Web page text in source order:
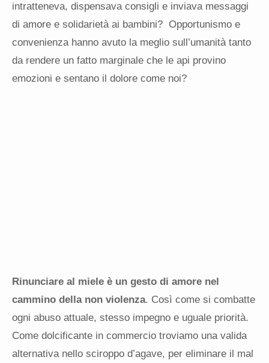
intratteneva, dispensava consigli e inviava messaggi
di amore e solidarietà ai bambini? Opportunismo e
convenienza hanno avuto la meglio sull’umanità tanto
da rendere un fatto marginale che le api provino
emozioni e sentano il dolore come noi?
Rinunciare al miele è un gesto di amore nel
cammino della non violenza. Così come si combatte
ogni abuso attuale, stesso impegno e uguale priorità.
Come dolcificante in commercio troviamo una valida
alternativa nello sciroppo d’agave, per eliminare il mal